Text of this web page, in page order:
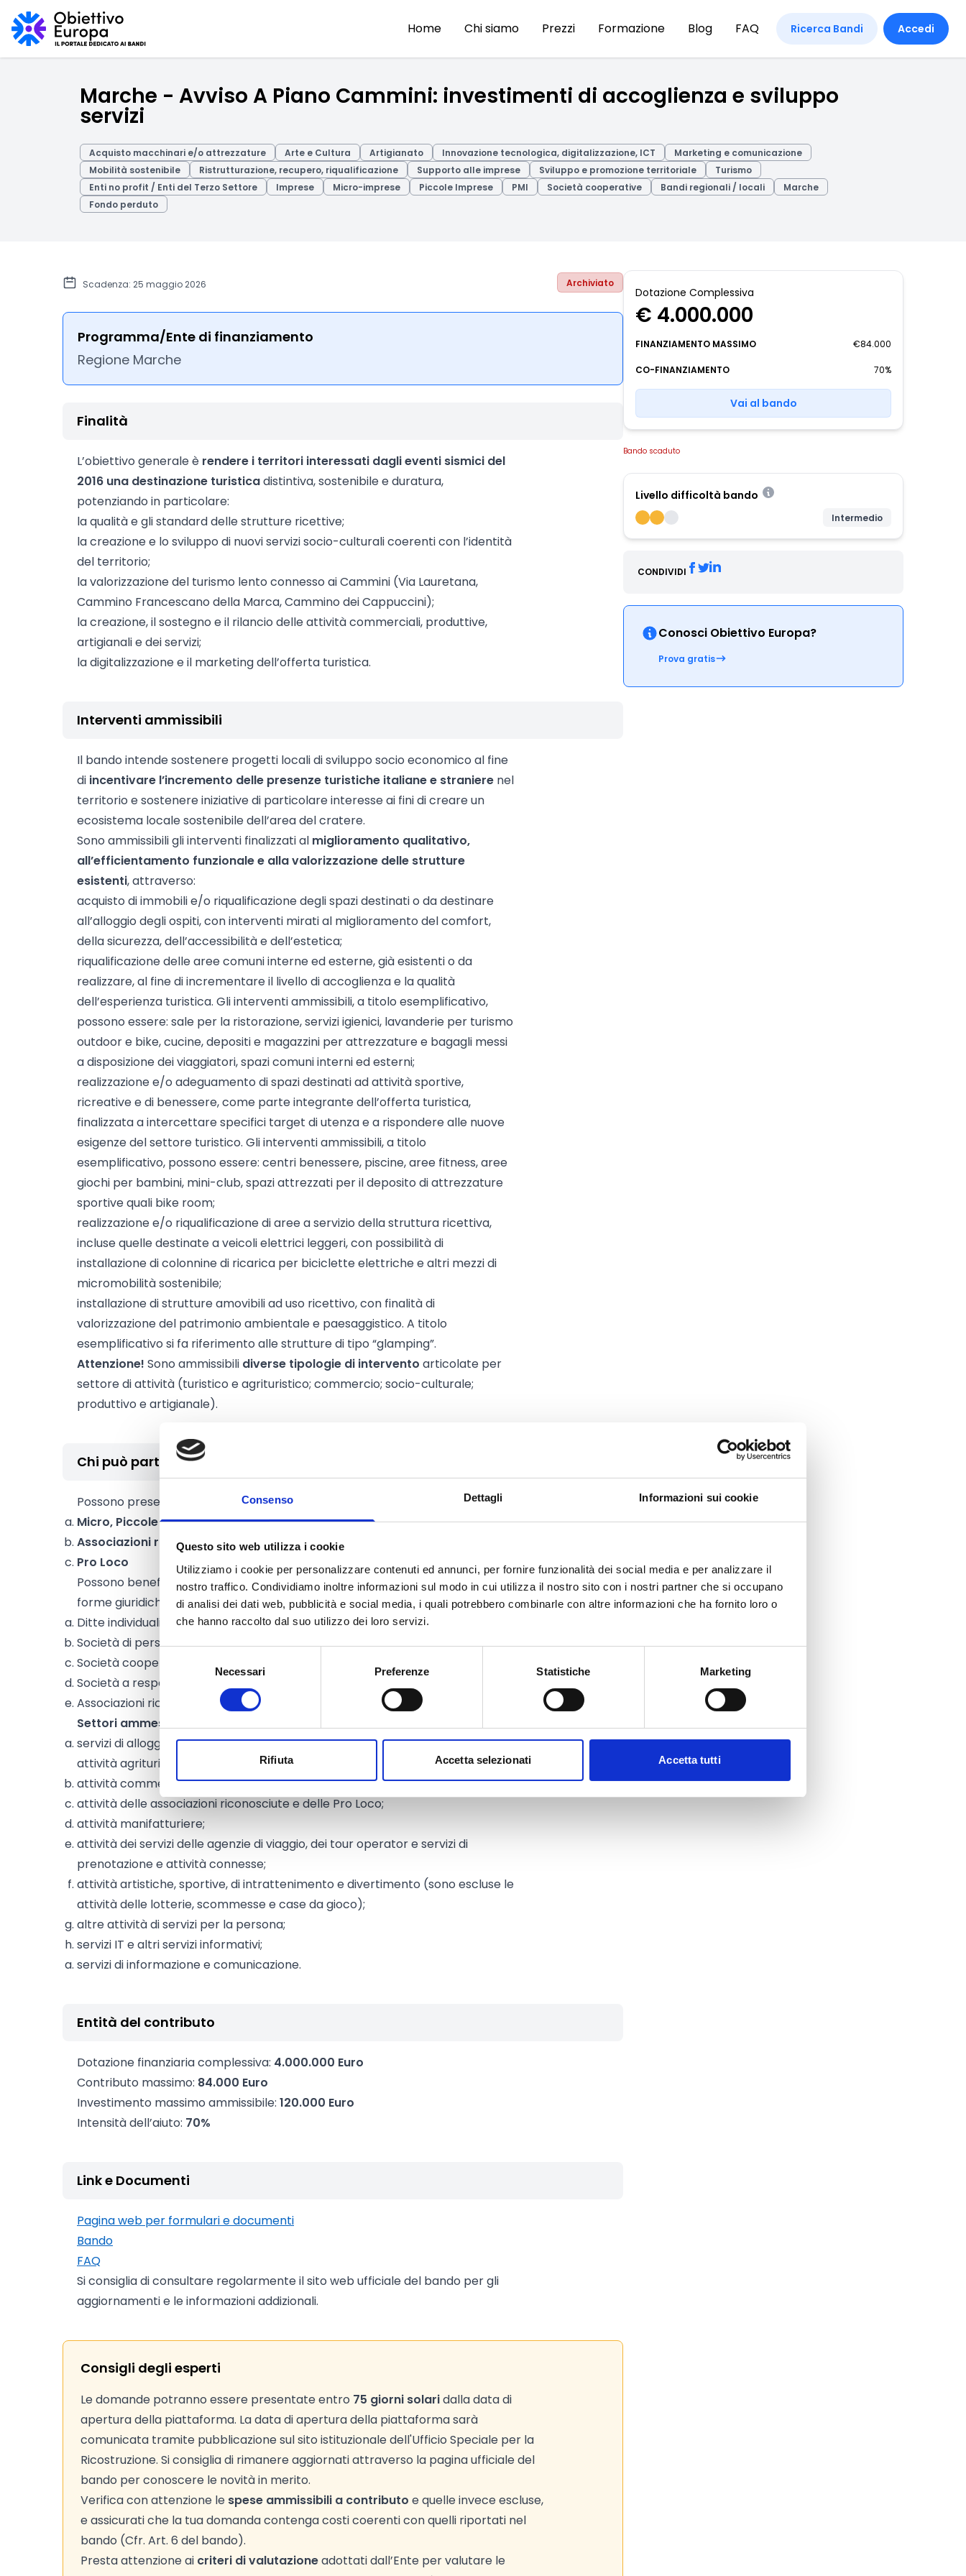
Consenso Dettagli Informazioni sui cookie
Questo sito web utilizza i cookie
Utilizziamo i cookie per personalizzare contenuti ed annunci, per fornire funzionalità dei social media e per analizzare il
nostro traffico. Condividiamo inoltre informazioni sul modo in cui utilizza il nostro sito con i nostri partner che si occupano
di analisi dei dati web, pubblicità e social media, i quali potrebbero combinarle con altre informazioni che ha fornito loro o
che hanno raccolto dal suo utilizzo dei loro servizi.
consenso
Necessari Preferenze Statistiche Marketing
Rifiuta Accetta selezionati Accetta tutti
Home Chi siamo Prezzi Formazione Blog FAQ Ricerca Bandi Accedi
Marche - Avviso A Piano Cammini: investimenti di accoglienza e sviluppo
servizi
Acquisto macchinari e/o attrezzature Arte e Cultura Artigianato Innovazione tecnologica, digitalizzazione, ICT
Marketing e comunicazione
Mobilità sostenibile
Ristrutturazione, recupero, riqualificazione Supporto alle imprese Sviluppo e promozione territoriale
Turismo
Enti no profit / Enti del Terzo Settore
Imprese Micro-imprese Piccole Imprese PMI Società cooperative Bandi regionali / locali
Marche
Fondo perduto
Scadenza: 25 maggio 2026 Archiviato
Programma/Ente di finanziamento
Regione Marche
Finalità
L’obiettivo generale è rendere i territori interessati dagli eventi sismici del
2016 una destinazione turisticadistintiva, sostenibile e duratura,
potenziando in particolare:
la qualità e gli standard delle strutture ricettive;
la creazione e lo sviluppo di nuovi servizi socio-culturali coerenti con l’identità
del territorio;
la valorizzazione del turismo lento connesso ai Cammini (Via Lauretana,
Cammino Francescano della Marca, Cammino dei Cappuccini);
la creazione, il sostegno e il rilancio delle attività commerciali, produttive,
artigianali e dei servizi;
la digitalizzazione e il marketing dell’offerta turistica.
Interventi ammissibili
Il bando intende sostenere progetti locali di sviluppo socio economico al fine
di incentivare l’incremento delle presenze turistiche italiane e straniere nel
territorio e sostenere iniziative di particolare interesse ai fini di creare un
ecosistema locale sostenibile dell’area del cratere.
Sono ammissibili gli interventi finalizzati al miglioramento qualitativo,
all’efficientamento funzionale e alla valorizzazione delle strutture
esistenti, attraverso:
acquisto di immobili e/o riqualificazione degli spazi destinati o da destinare
all’alloggio degli ospiti, con interventi mirati al miglioramento del comfort,
della sicurezza, dell’accessibilità e dell’estetica;
riqualificazione delle aree comuni interne ed esterne, già esistenti o da
realizzare, al fine di incrementare il livello di accoglienza e la qualità
dell’esperienza turistica. Gli interventi ammissibili, a titolo esemplificativo,
possono essere: sale per la ristorazione, servizi igienici, lavanderie per turismo
outdoor e bike, cucine, depositi e magazzini per attrezzature e bagagli messi
a disposizione dei viaggiatori, spazi comuni interni ed esterni;
realizzazione e/o adeguamento di spazi destinati ad attività sportive,
ricreative e di benessere, come parte integrante dell’offerta turistica,
finalizzata a intercettare specifici target di utenza e a rispondere alle nuove
esigenze del settore turistico. Gli interventi ammissibili, a titolo
esemplificativo, possono essere: centri benessere, piscine, aree fitness, aree
giochi per bambini, mini-club, spazi attrezzati per il deposito di attrezzature
sportive quali bike room;
realizzazione e/o riqualificazione di aree a servizio della struttura ricettiva,
incluse quelle destinate a veicoli elettrici leggeri, con possibilità di
installazione di colonnine di ricarica per biciclette elettriche e altri mezzi di
micromobilità sostenibile;
installazione di strutture amovibili ad uso ricettivo, con finalità di
valorizzazione del patrimonio ambientale e paesaggistico. A titolo
esemplificativo si fa riferimento alle strutture di tipo “glamping”.
Attenzione! Sono ammissibili diverse tipologie di intervento articolate per
settore di attività (turistico e agrituristico; commercio; socio-culturale;
produttivo e artigianale).
Chi può partecipare
Possono presentare istanza:
Micro, Piccole e Medie Imprese
Associazioni riconosciute
Pro Loco
Possono beneficiare delle agevolazioni i soggetti costituiti nelle seguenti
forme giuridiche:
Ditte individuali
Società di persone (S.n.c., S.a.s.)
Società cooperative
Società a responsabilità limitata (ordinaria, semplificata, unipersonale)
Associazioni riconosciute e Pro Loco
Settori ammessi:
servizi di alloggio e ristorazione (tranne quella ambulante), comprese le
attività agrituristiche;
attività commerciali al dettaglio (tranne quello ambulante)
attività delle associazioni riconosciute e delle Pro Loco;
attività manifatturiere;
attività dei servizi delle agenzie di viaggio, dei tour operator e servizi di
prenotazione e attività connesse;
attività artistiche, sportive, di intrattenimento e divertimento (sono escluse le
attività delle lotterie, scommesse e case da gioco);
altre attività di servizi per la persona;
servizi IT e altri servizi informativi;
servizi di informazione e comunicazione.
Entità del contributo
Dotazione finanziaria complessiva: 4.000.000 Euro
Contributo massimo: 84.000 Euro
Investimento massimo ammissibile: 120.000 Euro
Intensità dell’aiuto: 70%
Link e Documenti
Pagina web per formulari e documenti
Bando
FAQ
Si consiglia di consultare regolarmente il sito web ufficiale del bando per gli
aggiornamenti e le informazioni addizionali.
Consigli degli esperti
Le domande potranno essere presentate entro 75 giorni solaridalla data di
apertura della piattaforma. La data di apertura della piattaforma sarà
comunicata tramite pubblicazione sul sito istituzionale dell'Ufficio Speciale per la
Ricostruzione. Si consiglia di rimanere aggiornati attraverso la pagina ufficiale del
bando per conoscere le novità in merito.
Verifica con attenzione le spese ammissibili a contributo e quelle invece escluse,
e assicurati che la tua domanda contenga costi coerenti con quelli riportati nel
bando (Cfr. Art. 6 del bando).
Presta attenzione ai criteri di valutazioneadottati dall’Ente per valutare le
Dotazione Complessiva
€ 4.000.000
FINANZIAMENTO MASSIMO €84.000
CO-FINANZIAMENTO 70%
Vai al bando
Bando scaduto
Livello difficoltà bando
Intermedio
CONDIVIDI
Conosci Obiettivo Europa?
Prova gratis